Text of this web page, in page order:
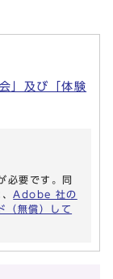
」及び「体験
要です。同
Adobe 社の
無償）して